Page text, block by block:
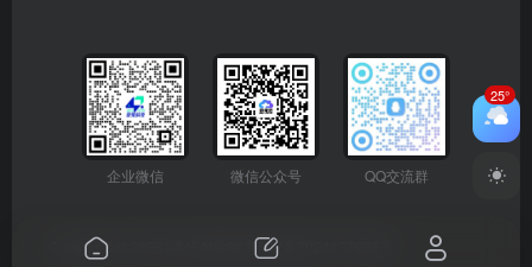
企业微信 微信公众号 QQ交流群
Copyright © 2026 粤ICP备2024177666号
25°